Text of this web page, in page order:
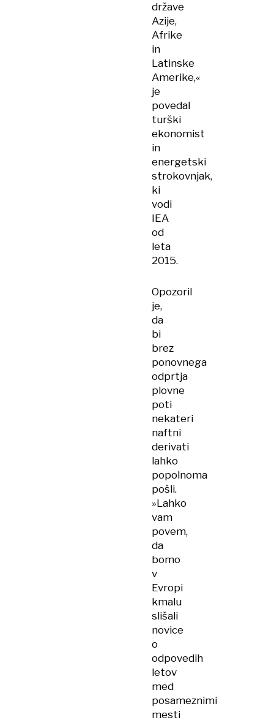
države
Azije,
Afrike
in
Latinske
Amerike,«
je
povedal
turški
ekonomist
in
energetski
strokovnjak,
ki
vodi
IEA
od
leta
2015.
Opozoril
je,
da
bi
brez
ponovnega
odprtja
plovne
poti
nekateri
naftni
derivati
lahko
popolnoma
pošli.
»Lahko
vam
povem,
da
bomo
v
Evropi
kmalu
slišali
novice
o
odpovedih
letov
med
posameznimi
mesti